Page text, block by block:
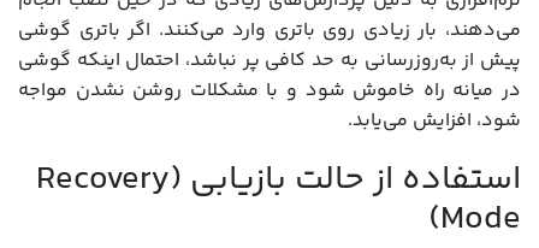
می‌دهند، بار زیادی روی باتری وارد می‌کنند. اگر باتری گوشی
پیش از به‌روزرسانی به حد کافی پر نباشد، احتمال اینکه گوشی
در میانه راه خاموش شود و با مشکلات روشن نشدن مواجه
شود، افزایش می‌یابد.
استفاده از حالت بازیابی (Recovery
Mode)